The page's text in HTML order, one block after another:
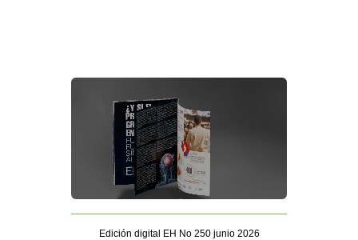
Edición digital EH No 250 junio 2026